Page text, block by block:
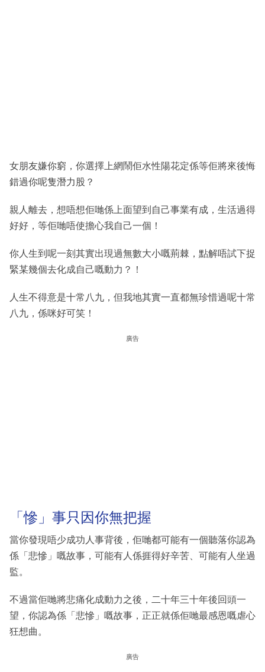
女朋友嫌你窮，你選擇上網鬧佢水性陽花定係等佢將來後悔
錯過你呢隻潛力股？
親人離去，想唔想佢哋係上面望到自己事業有成，生活過得
好好，等佢哋唔使擔心我自己一個！
你人生到呢一刻其實出現過無數大小嘅荊棘，點解唔試下捉
緊某幾個去化成自己嘅動力？！
人生不得意是十常八九，但我地其實一直都無珍惜過呢十常
八九，係咪好可笑！
廣告
「慘」事只因你無把握
當你發現唔少成功人事背後，佢哋都可能有一個聽落你認為
係「悲慘」嘅故事，可能有人係捱得好辛苦、可能有人坐過
監。
不過當佢哋將悲痛化成動力之後，二十年三十年後回頭一
望，你認為係「悲慘」嘅故事，正正就係佢哋最感恩嘅虐心
狂想曲。
廣告